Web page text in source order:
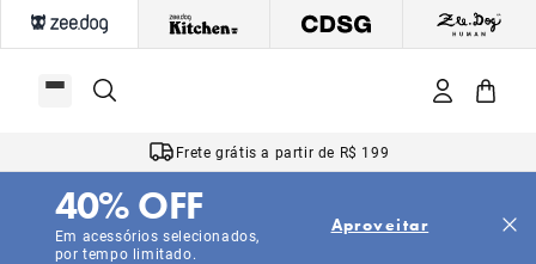
Frete grátis a partir de R$ 199
Em acessórios selecionados,
por tempo limitado.
40% OFF Aproveitar